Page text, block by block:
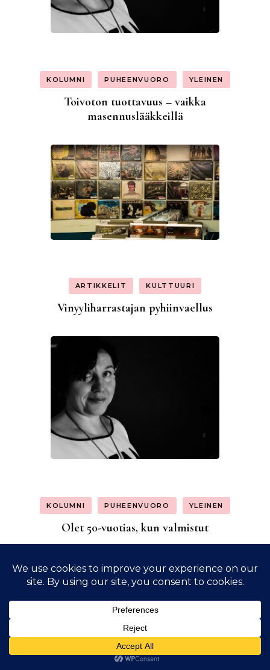
KOLUMNI PUHEENVUORO YLEINEN
Toivoton tuottavuus – vaikka
masennuslääkkeillä
ARTIKKELIT KULTTUURI
Vinyyliharrastajan pyhiinvaellus
KOLUMNI PUHEENVUORO YLEINEN
Olet 50-vuotias, kun valmistut